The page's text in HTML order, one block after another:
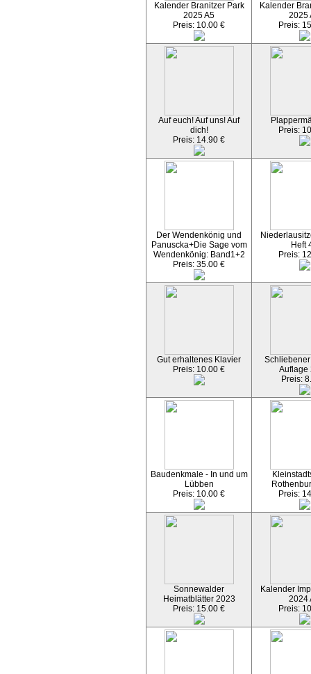
Kalender Branitzer Park
2025 A5
Preis: 10.00 €
Kalender
2025
Preis:
Auf euch! Auf uns! Auf
dich!
Preis: 14.90 €
Preis:
Der Wendenkönig und
Panuscka+Die Sage vom
Wendenkönig: Band1+2
Preis: 35.00 €
Heft
Preis:
Gut erhaltenes Klavier
Preis: 10.00 €
Auflage
Preis:
Baudenkmale - In und um
Lübben
Preis: 10.00 €
Preis:
Sonnewalder
Heimatblätter 2023
Preis: 15.00 €
Kalender
2024
Preis: